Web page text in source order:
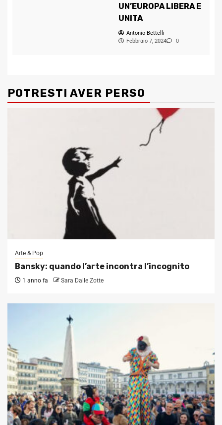
UN’EUROPA LIBERA E
UNITA
Antonio Bettelli
Febbraio 7, 2024
0
POTRESTI AVER PERSO
Arte & Pop
Bansky: quando l’arte incontra l’incognito
1 anno fa Sara Dalle Zotte